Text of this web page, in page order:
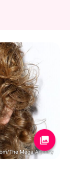
The Mega Agency